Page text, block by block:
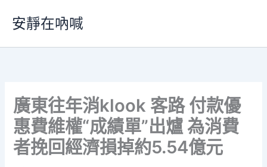
要
安靜在吶喊
廣東往年消klook 客路 付款優
惠費維權“成績單”出爐 為消費
者挽回經濟損掉約5.54億元